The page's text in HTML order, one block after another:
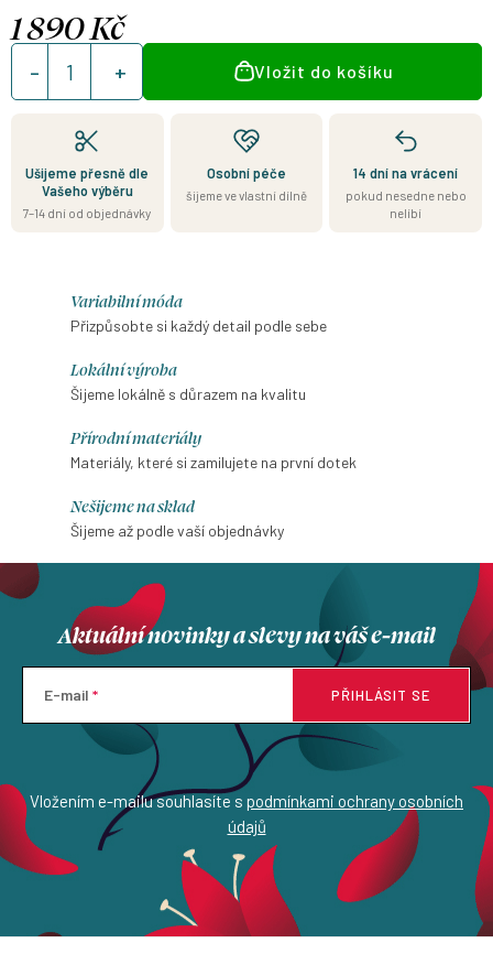
1 890 Kč
Měrná
cena:
Vložit do košíku
Ušijeme přesně dle
Vašeho výběru
7–14 dní od objednávky
Osobní péče
šijeme ve vlastní dílně
14 dní na vrácení
pokud nesedne nebo
nelíbí
Variabilní móda
Přizpůsobte si každý detail podle sebe
Lokální výroba
Šijeme lokálně s důrazem na kvalitu
Přírodní materiály
Materiály, které si zamilujete na první dotek
Nešijeme na sklad
Šijeme až podle vaší objednávky
Aktuální novinky a slevy na váš e-mail
E-mail
Vložením e-mailu souhlasíte s podmínkami ochrany osobních
údajů
PŘIHLÁSIT SE